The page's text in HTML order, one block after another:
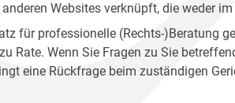
Websites verknüpft, die weder
für professionelle (Rechts-)Beratung
Rate. Wenn Sie Fragen zu Sie
eine Rückfrage beim zuständigen